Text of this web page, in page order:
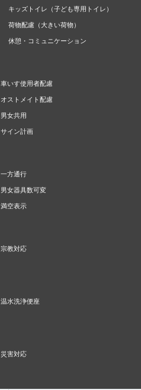
キッズトイレ（子ども専用トイレ）
荷物配慮（大きい荷物）
休憩・コミュニケーション
車いす使用者配慮
オストメイト配慮
男女共用
サイン計画
一方通行
男女器具数可変
満空表示
宗教対応
温水洗浄便座
災害対応